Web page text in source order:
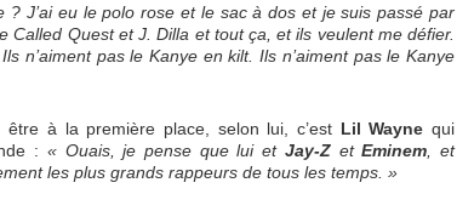
? J’ai eu le polo rose et le sac à dos et je suis passé par
Called Quest et J. Dilla et tout ça, et ils veulent me défier.
n’aiment pas le Kanye en kilt. Ils n’aiment pas le Kanye
à la première place, selon lui, c’est Lil Wayne qui
: « Ouais, je pense que lui et Jay-ZetEminem , et
les plus grands rappeurs de tous les temps. »